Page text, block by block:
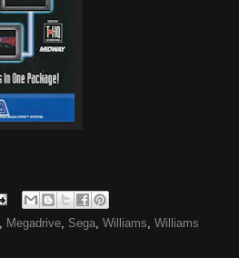
Megadrive Sega Williams Williams